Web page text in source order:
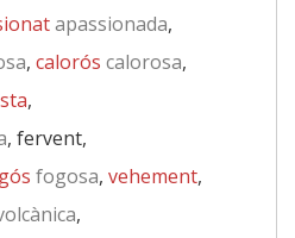
apassionada,
, calorós calorosa,
,
, fervent,
fogosa, vehement,
,